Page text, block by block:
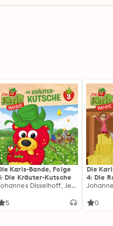
Karls-Bande, Folge
Die Kräuter-Kutsche
Johannes Disselhoff, Jenny Alten
5
Die
4: Die
0